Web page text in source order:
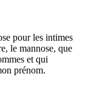
pour les intimes
le mannose, que
et qui
prénom.